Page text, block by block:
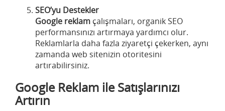
SEO’yu Destekler
Google reklam çalışmaları, organik SEO
performansınızı artırmaya yardımcı olur.
Reklamlarla daha fazla ziyaretçi çekerken, aynı
zamanda web sitenizin otoritesini
artırabilirsiniz.
Google Reklam ile Satışlarınızı
Artırın